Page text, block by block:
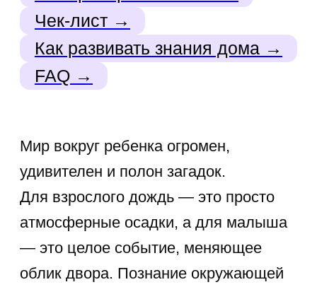
знаний. Родители часто задаются
вопросом: «А достаточно ли мой
ребенок знает для своего возраста?».
Подготовка к школе — это не только
обучение чтению и счету,
факты и понимать причинно-
В этой статье мы подробно разберем,
что должен знать ребенок
об окружающем мире, чтобы
чувствовать себя уверенно среди
сверстников и успешно пройти